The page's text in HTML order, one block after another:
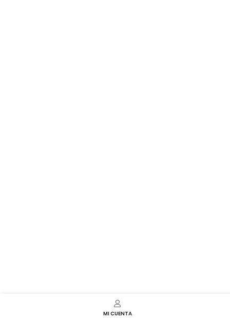
MI CUENTA